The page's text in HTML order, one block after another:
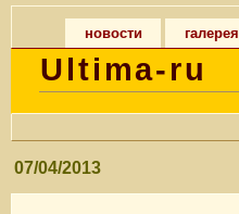
новости галерея
Ultima-ru
07/04/2013